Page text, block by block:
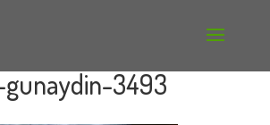
gunaydin-3493